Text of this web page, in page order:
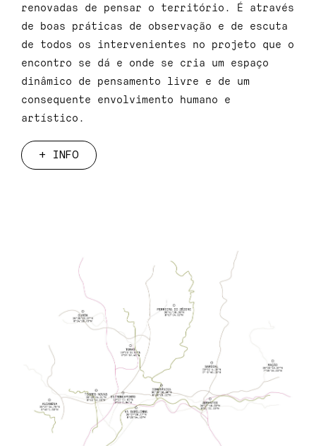
renovadas de pensar o território. É através
de boas práticas de observação e de escuta
de todos os intervenientes no projeto que o
encontro se dá e onde se cria um espaço
dinâmico de pensamento livre e de um
consequente envolvimento humano e
artístico.
+ INFO